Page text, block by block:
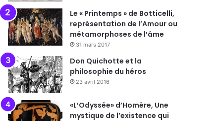
Le « Printemps » de Botticelli,
représentation de l’Amour ou
métamorphoses de l’âme
31 mars 2017
Don Quichotte et la
philosophie du héros
23 avril 2016
«L’Odyssée» d’Homère, Une
mystique de l’existence qui